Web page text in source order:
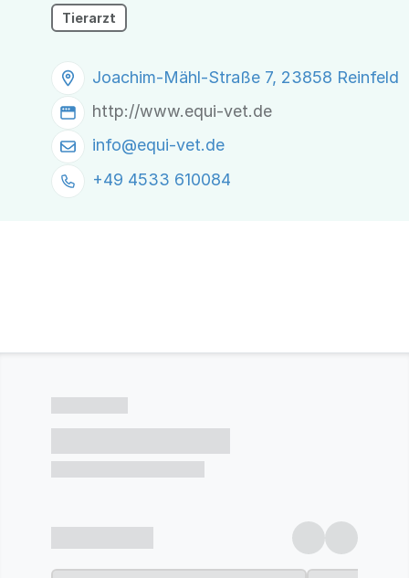
Tierarzt
Joachim-Mähl-Straße 7, 23858 Reinfeld
http://www.equi-vet.de
info@equi-vet.de
+49 4533 610084